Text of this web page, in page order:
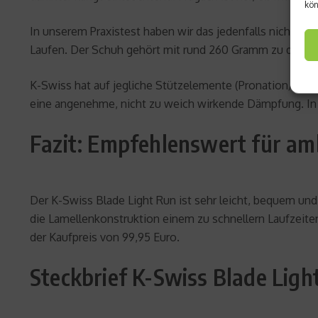
In unserem Praxistest haben wir das jedenfalls nicht
Laufen. Der Schuh gehört mit rund 260 Gramm zu den
K-Swiss hat auf jegliche Stützelemente (Pronation/
eine angenehme, nicht zu weich wirkende Dämpfung.
Fazit: Empfehlenswert für
Der K-Swiss Blade Light Run ist sehr leicht, bequem
die Lamellenkonstruktion einem zu schnellern
der Kaufpreis von 99,95 Euro.
Steckbrief K-Swiss Blade